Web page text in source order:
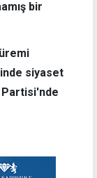
bir
siyaset
Partisi'nde